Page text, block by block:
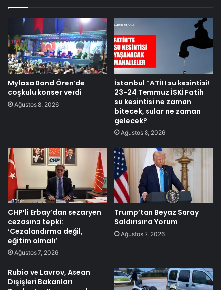
Mylasa Band Ören’de
coşkulu konser verdi
Ağustos 8, 2026
İstanbul FATİH su kesintisi!
23-24 Temmuz İSKİ Fatih
su kesintisi ne zaman
bitecek, sular ne zaman
gelecek?
Ağustos 8, 2026
CHP’li Erbay’dan sezaryen
cezasına tepki:
‘Cezalandırma değil,
eğitim olmalı’
Ağustos 7, 2026
Trump’tan Beyaz Saray
Saldırısına Yorum
Ağustos 7, 2026
Rubio ve Lavrov, Asean
Dışişleri Bakanları